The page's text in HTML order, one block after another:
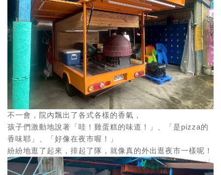
不一會，院內飄出了各式各樣的香氣，
孩子們激動地說著「哇！雞蛋糕的味道！」、「是pizza的
香味耶」、「好像在夜市喔！」
紛紛地逛了起來，排起了隊，就像真的外出逛夜市一樣呢！